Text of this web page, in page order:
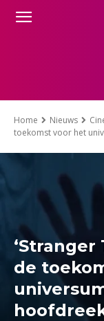
Home Nieuws
toekomst voor het
de